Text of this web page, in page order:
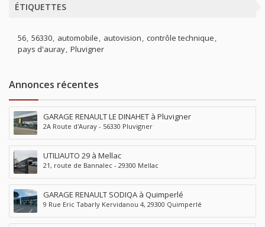
ÉTIQUETTES
56 56330 automobile autovision contrôle technique
pays d'auray Pluvigner
Annonces récentes
GARAGE RENAULT LE DINAHET à Pluvigner
2A Route d'Auray - 56330 Pluvigner
UTILIAUTO 29 à Mellac
21, route de Bannalec - 29300 Mellac
GARAGE RENAULT SODIQA à Quimperlé
9 Rue Eric Tabarly Kervidanou 4, 29300 Quimperlé